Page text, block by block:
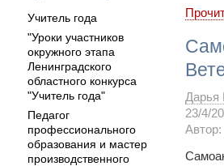
Учитель года
"Уроки участников
окружного этапа
Ленинградского
областного конкурса
"Учитель года"
Педагог
профессионального
образования и мастер
производственного
Дарья
23/4/
Автор: